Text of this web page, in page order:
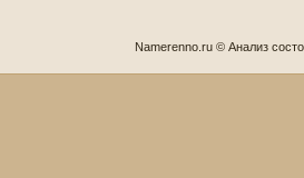
Namerenno.ru © Анализ